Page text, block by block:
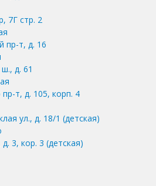
7Г стр. 2
пр-т, д. 16
д. 61
т, д. 105, корп. 4
ул., д. 18/1 (детская)
3, кор. 3 (детская)